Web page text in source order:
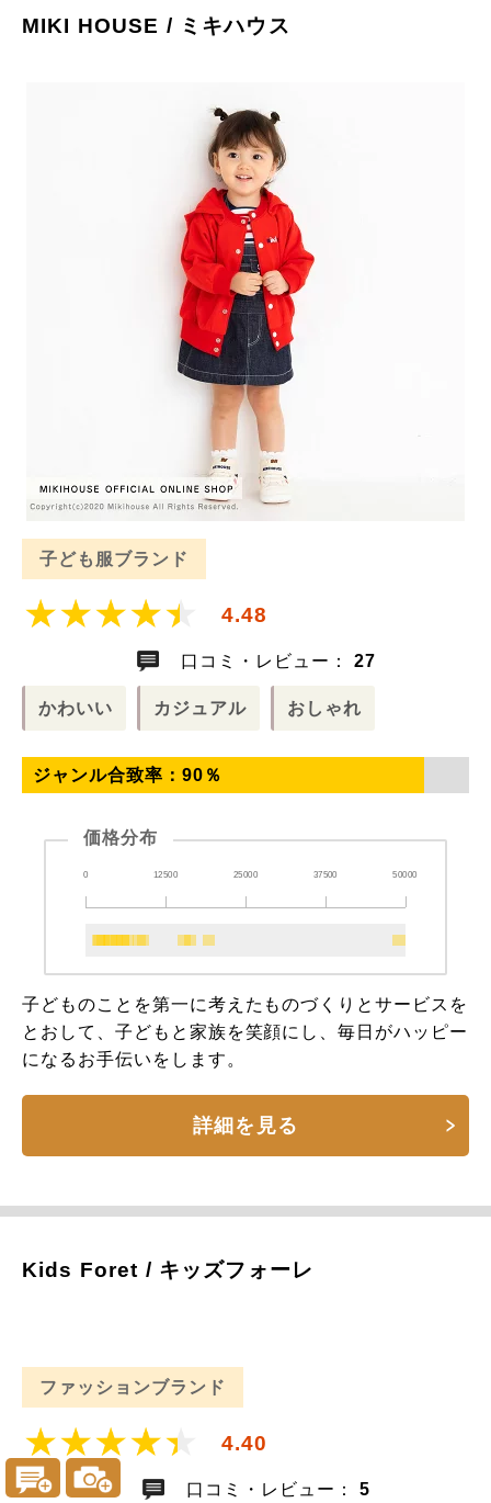
MIKI HOUSE / ミキハウス
子ども服ブランド
4.48
口コミ・レビュー： 27
かわいい カジュアル おしゃれ
ジャンル合致率： 90 ％
価格分布
0 12500 25000 37500 50000
子どものことを第一に考えたものづくりとサービスを
とおして、子どもと家族を笑顔にし、毎日がハッピー
になるお手伝いをします。
詳細を見る
Kids Foret / キッズフォーレ
ファッションブランド
4.40
口コミ・レビュー： 5